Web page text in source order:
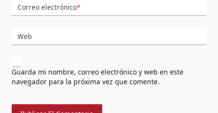
Correo electrónico*
Web
Guarda mi nombre, correo electrónico y web en este
navegador para la próxima vez que comente.